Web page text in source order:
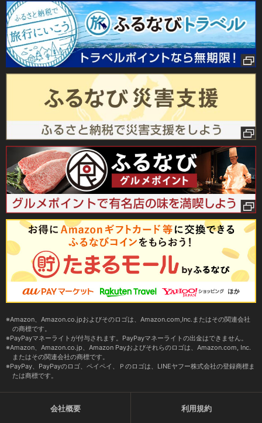
Amazon、Amazon.co.jpおよびそのロゴは、Amazon.com,Inc.またはその関連会社
の商標です。
PayPayマネーライトが付与されます。PayPayマネーライトの出金はできません。
Amazon、Amazon.co.jp、Amazon Payおよびそれらのロゴは、Amazon.com, Inc.
またはその関連会社の商標です。
PayPay、PayPayのロゴ、ペイペイ、Ｐのロゴは、LINEヤフー株式会社の登録商標ま
たは商標です。
会社概要 利用規約